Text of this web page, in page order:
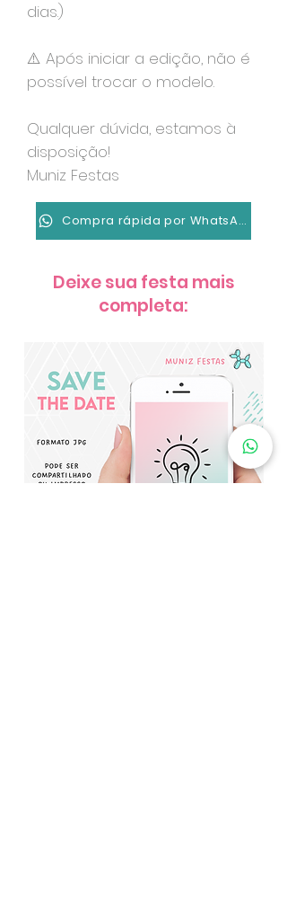
dias.)
⚠️ Após iniciar a edição, não é
possível trocar o modelo.
Qualquer dúvida, estamos à
disposição!
Muniz Festas
Compra rápida por WhatsApp
Deixe sua festa mais
completa: